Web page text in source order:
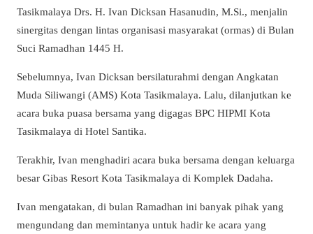
Tasikmalaya Drs. H. Ivan Dicksan Hasanudin, M.Si., menjalin
sinergitas dengan lintas organisasi masyarakat (ormas) di Bulan
Suci Ramadhan 1445 H.
Sebelumnya, Ivan Dicksan bersilaturahmi dengan Angkatan
Muda Siliwangi (AMS) Kota Tasikmalaya. Lalu, dilanjutkan ke
acara buka puasa bersama yang digagas BPC HIPMI Kota
Tasikmalaya di Hotel Santika.
Terakhir, Ivan menghadiri acara buka bersama dengan keluarga
besar Gibas Resort Kota Tasikmalaya di Komplek Dadaha.
Ivan mengatakan, di bulan Ramadhan ini banyak pihak yang
mengundang dan memintanya untuk hadir ke acara yang